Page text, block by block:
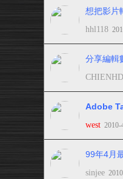
想把影片
hhl118
分享編輯
Adobe
west 2010-
99年4月
sinjee